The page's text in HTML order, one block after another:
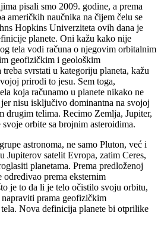
pisali smo 2009. godine, a prema
američkih naučnika na čijem čelu se
Hopkins Univerziteta ovih dana je
planete. Oni kažu kako nije
tela vodi računa o njegovim orbitalnim
geofizičkim i geološkim
svrstati u kategoriju planeta, kažu
prirodi to jesu. Sem toga,
koja računamo u planete nikako ne
nisu isključivo dominantna na svojoj
drugim telima. Recimo Zemlja, Jupiter,
orbite sa brojnim asteroidima.
astronoma, ne samo Pluton, već i
Jupiterov satelit Evropa, zatim Ceres,
planetama. Prema predloženoj
određivao prema eksternim
je to da li je telo očistilo svoju orbitu,
prama geofizičkim
Nova definicija planete bi otprilike